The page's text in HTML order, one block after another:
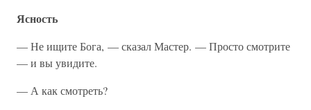
Ясность
— Не ищите Бога, — сказал Мастер. — Просто смотрите
— и вы увидите.
— А как смотреть?